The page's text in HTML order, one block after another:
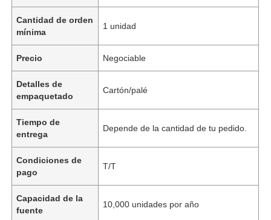
Cantidad de orden
mínima
1 unidad
Precio Negociable
Detalles de
empaquetado
Cartón/palé
Tiempo de
entrega
Depende de la cantidad de tu pedido.
Condiciones de
pago
T/T
Capacidad de la
fuente
10,000 unidades por año